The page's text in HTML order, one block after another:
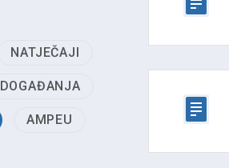
NATJEČAJI
DOGAĐANJA
AMPEU